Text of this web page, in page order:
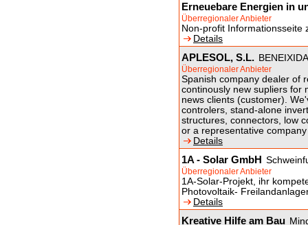
Erneuebare Energien in
Überregionaler Anbieter
Non-profit Informationsseite
Details
APLESOL, S.L.
Überregionaler Anbieter
Spanish company dealer of
continously new supliers for
news clients (customer).
controlers, stand-alone
structures, connectors, low
or a representative
Details
1A - Solar GmbH
Überregionaler Anbieter
1A-Solar-Projekt, ihr
Photovoltaik-
Details
Kreative Hilfe am Bau